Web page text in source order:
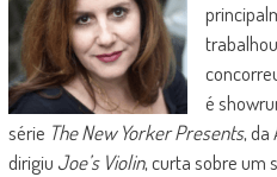
é
série The New Yorker Presents, da
dirigiu Joe’s Violin, curta sobre um